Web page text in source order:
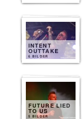
INTENT
OUTTAKE
6 BILDER
FUTURE LIED
TO US
5 BILDER